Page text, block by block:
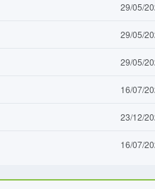
29/05/
29/05/
29/05/
16/07/
23/12/
16/07/